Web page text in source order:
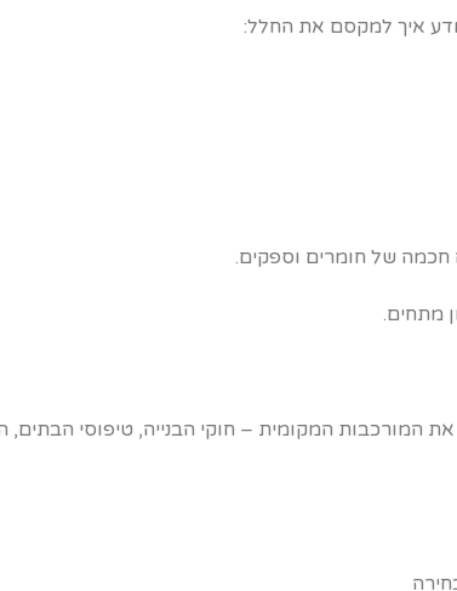
יודע איך למקסם את החלל:
של חומרים וספקים.
מתחים.
את המורכבות המקומית – חוקי הבנייה, טיפוסי